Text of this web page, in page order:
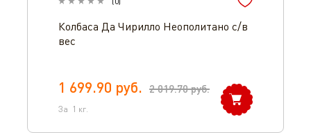
Колбаса Да Чирилло Неополитано с/в
вес
1 699.90 руб. 2 019.70руб.
За 1 кг.